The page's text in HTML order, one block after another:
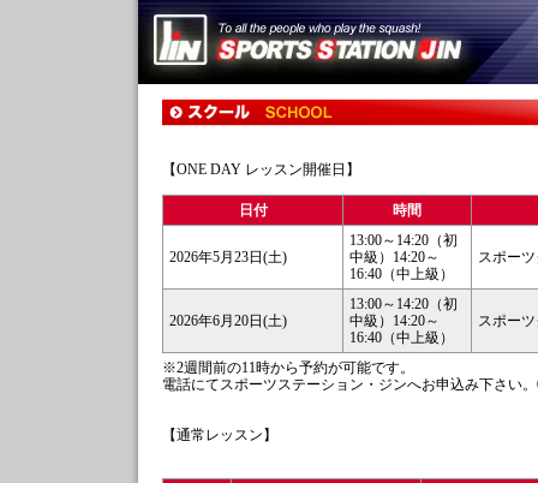
【ONE DAY レッスン開催日】
日付 時間
2026年5月23日(土)
13:00～14:20（初
中級）14:20～
16:40（中上級）
スポー
2026年6月20日(土)
13:00～14:20（初
中級）14:20～
16:40（中上級）
スポー
※2週間前の11時から予約が可能です。
電話にてスポーツステーション・ジンへお申込み下さい。
【通常レッスン】